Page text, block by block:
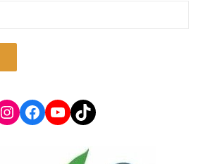
Instagram
Facebook
YouTube
TikTok